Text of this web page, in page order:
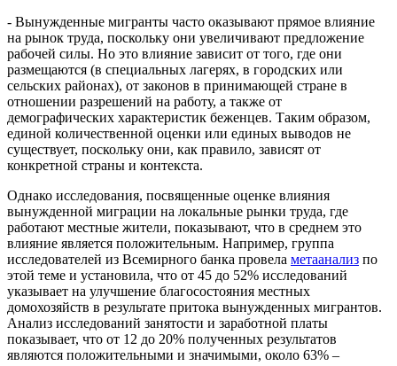
- Вынужденные мигранты часто оказывают прямое влияние
на рынок труда, поскольку они увеличивают предложение
рабочей силы. Но это влияние зависит от того, где они
размещаются (в специальных лагерях, в городских или
сельских районах), от законов в принимающей стране в
отношении разрешений на работу, а также от
демографических характеристик беженцев. Таким образом,
единой количественной оценки или единых выводов не
существует, поскольку они, как правило, зависят от
конкретной страны и контекста.
Однако исследования, посвященные оценке влияния
вынужденной миграции на локальные рынки труда, где
работают местные жители, показывают, что в среднем это
влияние является положительным. Например, группа
исследователей из Всемирного банка провела метаанализ по
этой теме и установила, что от 45 до 52% исследований
указывает на улучшение благосостояния местных
домохозяйств в результате притока вынужденных мигрантов.
Анализ исследований занятости и заработной платы
показывает, что от 12 до 20% полученных результатов
являются положительными и значимыми, около 63% –